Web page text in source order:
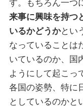
す。もちろん一つ
来事に興味を持つ
いるかどうかとい
なっていることは
いているのか、国
ようにして起こっ
各国の姿勢、特に
としているのかと